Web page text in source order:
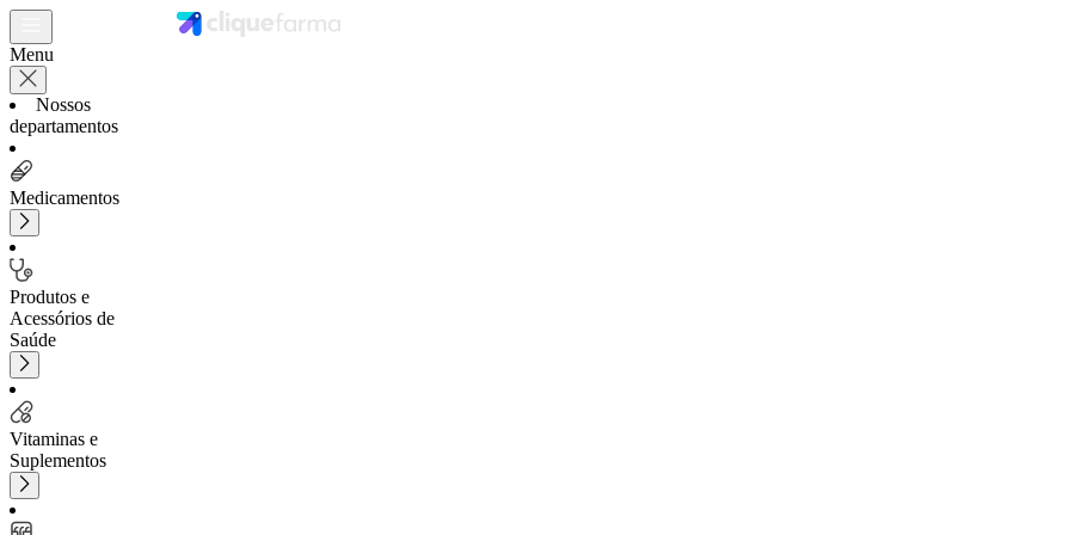
Menu
Nossos
departamentos
Medicamentos
Produtos e
Acessórios de
Saúde
Vitaminas e
Suplementos